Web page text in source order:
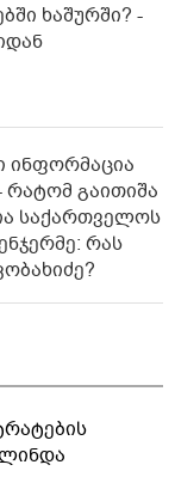
ხაშურში? -
ინფორმაცია
რატომ გაითიშა
საქართველოს
რას